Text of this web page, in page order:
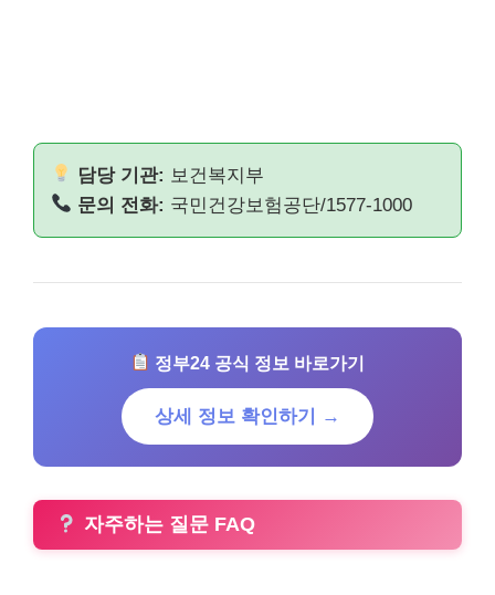
담당 기관: 보건복지부
문의 전화: 국민건강보험공단/1577-1000
정부24 공식 정보 바로가기
상세 정보 확인하기 →
자주하는 질문 FAQ